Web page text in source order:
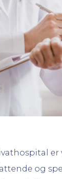
er
og